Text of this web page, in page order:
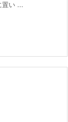
置い ...